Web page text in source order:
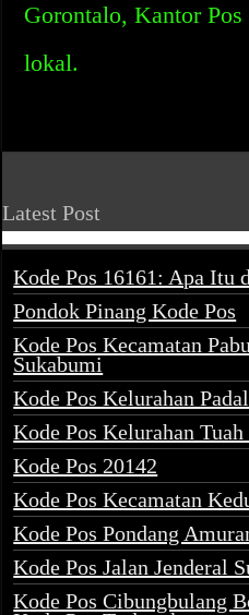
Gorontalo, Kantor Pos
lokal.
Latest Post
Kode Pos 16161: Apa Itu
Pondok Pinang Kode Pos
Kode Pos Kecamatan
Sukabumi
Kode Pos Kelurahan
Kode Pos Kelurahan
Kode Pos 20142
Kode Pos Kecamatan
Kode Pos Pondang
Kode Pos Jalan Jenderal
Kode Pos Cibungbulang